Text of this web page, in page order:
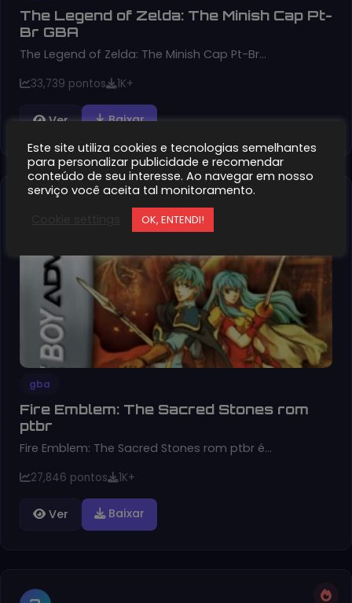
The Legend of Zelda: The Minish Cap Pt-
Br GBA
The Legend of Zelda: The Minish Cap Pt-Br…
33,739 pontos 1K+
Ver Baixar
gba
Fire Emblem: The Sacred Stones rom
ptbr
Fire Emblem: The Sacred Stones rom ptbr é…
27,846 pontos 1K+
Ver Baixar
Este site utiliza cookies e tecnologias semelhantes
para personalizar publicidade e recomendar
conteúdo de seu interesse. Ao navegar em nosso
serviço você aceita tal monitoramento.
OK, ENTENDI!